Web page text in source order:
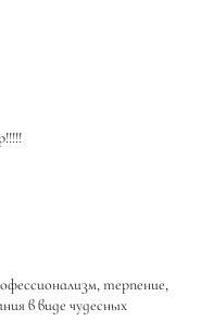
терпение,
в виде чудесных